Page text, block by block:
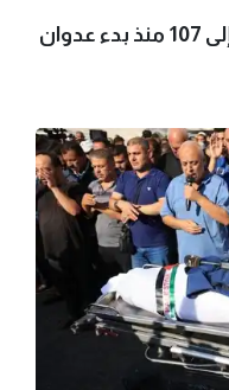
ارتفاع عدد الشهداء الصحفيين إلى 107 منذ بدء عدوان